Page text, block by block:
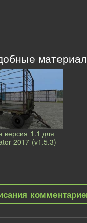
1.1 для
2017 (v1.5.3)